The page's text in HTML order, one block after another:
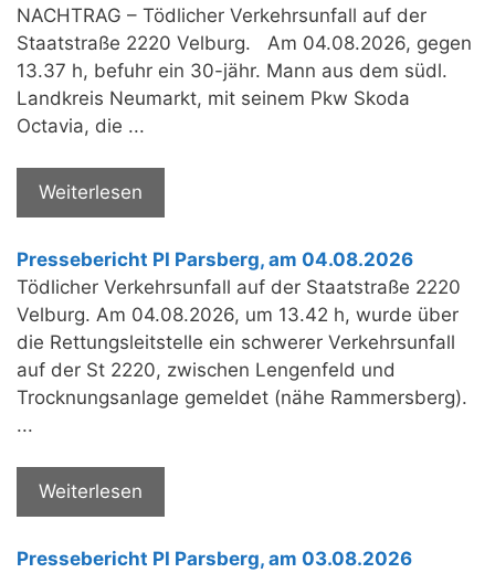
NACHTRAG – Tödlicher Verkehrsunfall auf der
Staatstraße 2220 Velburg. Am 04.08.2026, gegen
13.37 h, befuhr ein 30-jähr. Mann aus dem südl.
Landkreis Neumarkt, mit seinem Pkw Skoda
Octavia, die ...
Weiterlesen
Pressebericht PI Parsberg, am 04.08.2026
Tödlicher Verkehrsunfall auf der Staatstraße 2220
Velburg. Am 04.08.2026, um 13.42 h, wurde über
die Rettungsleitstelle ein schwerer Verkehrsunfall
auf der St 2220, zwischen Lengenfeld und
Trocknungsanlage gemeldet (nähe Rammersberg).
...
Weiterlesen
Pressebericht PI Parsberg, am 03.08.2026